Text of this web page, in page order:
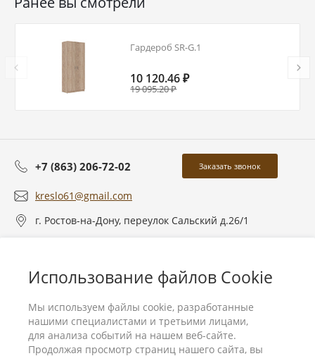
Использование файлов Cookie
Мы используем файлы cookie, разработанные
нашими специалистами и третьими лицами,
для анализа событий на нашем веб-сайте.
Продолжая просмотр страниц нашего сайта, вы
Гардероб SR-G.1
10 120.46 ₽
19 095.20 ₽
+7 (863) 206-72-02 Заказать звонок
kreslo61@gmail.com
г. Ростов-на-Дону, переулок Сальский д.26/1
Услуги